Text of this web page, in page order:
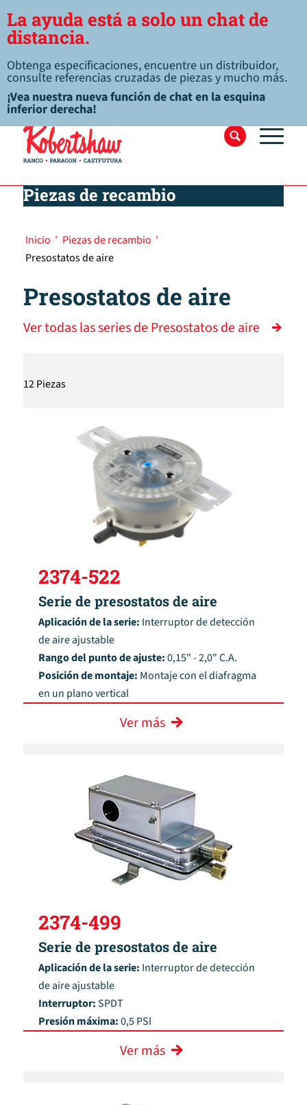
La ayuda está a solo un chat de
distancia.
Obtenga especificaciones, encuentre un distribuidor,
consulte referencias cruzadas de piezas y mucho más.
¡Vea nuestra nueva función de chat en la esquina
inferior derecha!
Piezas de recambio
Inicio ' Piezas de recambio '
Presostatos de aire
Presostatos de aire
Ver todas las series de Presostatos de aire
12 Piezas
2374-522
Serie de presostatos de aire
Aplicación de la serie: Interruptor de detección
de aire ajustable
Rango del punto de ajuste:0,15" - 2,0" C.A.
Posición de montaje: Montaje con el diafragma
en un plano vertical
Ver más
2374-499
Serie de presostatos de aire
Aplicación de la serie: Interruptor de detección
de aire ajustable
Interruptor:SPDT
Presión máxima:0,5 PSI
Ver más